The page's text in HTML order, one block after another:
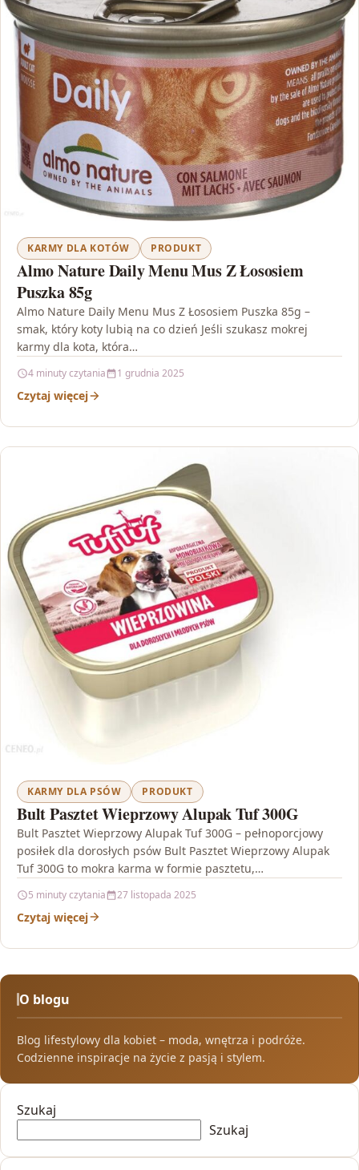
KARMY DLA KOTÓW PRODUKT
Almo Nature Daily Menu Mus Z Łososiem
Puszka 85g
Almo Nature Daily Menu Mus Z Łososiem Puszka 85g –
smak, który koty lubią na co dzień Jeśli szukasz mokrej
karmy dla kota, która…
4 minuty czytania 1 grudnia 2025
Czytaj więcej
KARMY DLA PSÓW PRODUKT
Bult Pasztet Wieprzowy Alupak Tuf 300G
Bult Pasztet Wieprzowy Alupak Tuf 300G – pełnoporcjowy
posiłek dla dorosłych psów Bult Pasztet Wieprzowy Alupak
Tuf 300G to mokra karma w formie pasztetu,…
5 minuty czytania 27 listopada 2025
Czytaj więcej
O blogu
Blog lifestylowy dla kobiet – moda, wnętrza i podróże.
Codzienne inspiracje na życie z pasją i stylem.
Szukaj
Szukaj